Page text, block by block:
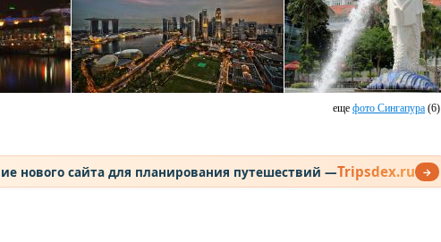
еще фото Сингапура (6)
нового сайта для планирования путешествий —Tripsdex.ru →